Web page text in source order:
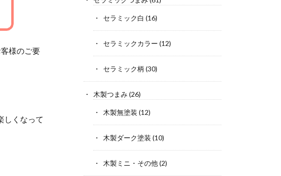
様のご要
しくなって
セラミック白 (16)
セラミックカラー (12)
セラミック柄 (30)
木製つまみ (26)
木製無塗装 (12)
木製ダーク塗装 (10)
木製ミニ・その他(2)